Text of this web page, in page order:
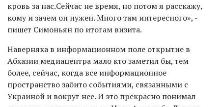
кровь за нас.Сейчас не время, но потом я расскажу,
кому и зачем он нужен. Много там интересного», -
пишет Симоньян по итогам визита.
Наверняка в информационном поле открытие в
Абхазии медиацентра мало кто заметил бы, тем
более, сейчас, когда все информационное
пространство забито событиями, связанными с
Украиной и вокруг нее. И это прекрасно понимал